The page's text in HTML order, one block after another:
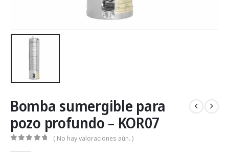
Bomba sumergible para
pozo profundo – KOR07
( No hay valoraciones aún. )